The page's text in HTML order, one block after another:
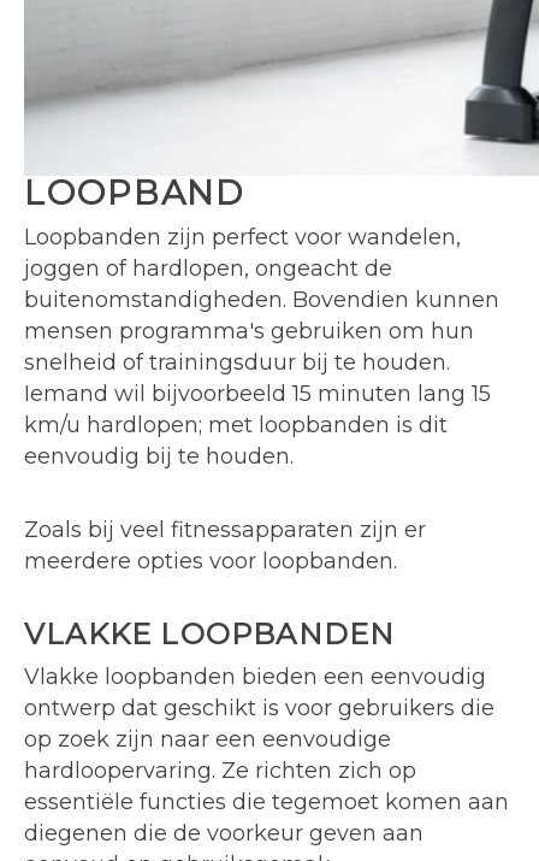
LOOPBAND
Loopbanden zijn perfect voor wandelen,
joggen of hardlopen, ongeacht de
buitenomstandigheden. Bovendien kunnen
mensen programma's gebruiken om hun
snelheid of trainingsduur bij te houden.
Iemand wil bijvoorbeeld 15 minuten lang 15
km/u hardlopen; met loopbanden is dit
eenvoudig bij te houden.
Zoals bij veel fitnessapparaten zijn er
meerdere opties voor loopbanden.
VLAKKE LOOPBANDEN
Vlakke loopbanden bieden een eenvoudig
ontwerp dat geschikt is voor gebruikers die
op zoek zijn naar een eenvoudige
hardloopervaring. Ze richten zich op
essentiële functies die tegemoet komen aan
diegenen die de voorkeur geven aan